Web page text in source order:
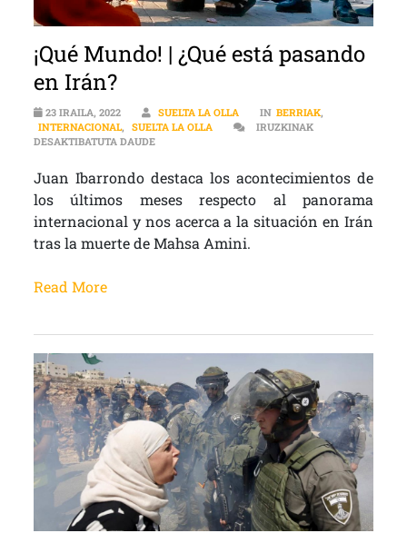
¡Qué Mundo! | ¿Qué está pasando
en Irán?
23 IRAILA, 2022 SUELTA LA OLLA IN BERRIAK,
INTERNACIONAL, SUELTA LA OLLA
IRUZKINAK
DESAKTIBATUTA DAUDE¡QUÉ MUNDO! | ¿QUÉ ESTÁ PASANDO EN IRÁN?
Juan Ibarrondo destaca los acontecimientos de
los últimos meses respecto al panorama
internacional y nos acerca a la situación en Irán
tras la muerte de Mahsa Amini.
Read More